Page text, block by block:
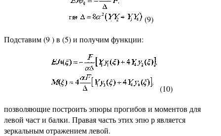
(9)
Подставим (9 ) в (5) и получим функции:
(10)
позволяющие построить эпюры прогибов и моментов для
левой част и балки. Правая часть этих эпю р является
зеркальным отражением левой.